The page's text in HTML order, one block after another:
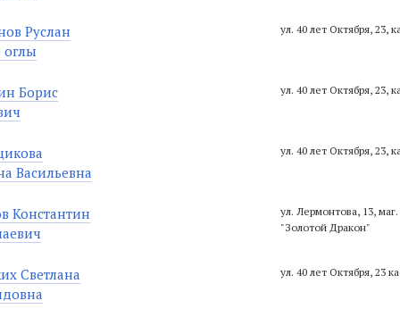
Руслан
оглы
ул. 40 лет Октября, 23,
Борис
ул. 40 лет Октября, 23,
Васильевна
ул. 40 лет Октября, 23,
Константин
ул. Лермонтова, 13, маг.
"Золотой Дракон"
Светлана
ул. 40 лет Октября, 23